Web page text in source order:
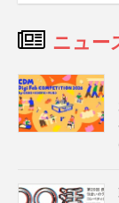
ニュー